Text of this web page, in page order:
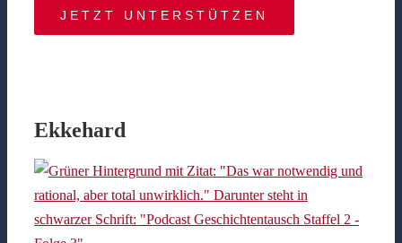
JETZT UNTERSTÜTZEN
Ekkehard